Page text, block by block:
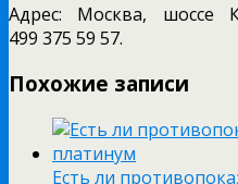
Адрес: Москва, шоссе
499 375 59 57.
Похожие записи
Есть ли